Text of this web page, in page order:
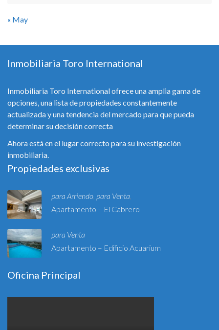
« May
Inmobiliaria Toro International
Inmobiliaria Toro International ofrece una amplia gama de
opciones, una lista de propiedades constantemente
actualizada y una tendencia del mercado para que pueda
determinar su decisión correcta
Ahora está en el lugar correcto para su investigación
inmobiliaria.
Propiedades exclusivas
para Arriendo, para Venta,
Apartamento – El Cabrero
para Venta
Apartamento – Edificio Acuarium
Oficina Principal